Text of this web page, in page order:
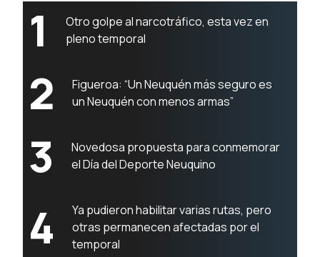
1
Otro golpe al narcotráfico, esta vez en
pleno temporal
2
Figueroa: “Un Neuquén más seguro es
un Neuquén con menos armas”
3
Novedosa propuesta para conmemorar
el Día del Deporte Neuquino
4
Ya pudieron habilitar varias rutas, pero
otras permanecen afectadas por el
temporal